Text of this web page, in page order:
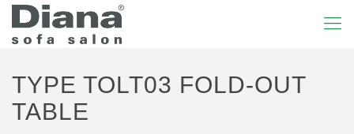
TYPE TOLT03 FOLD-OUT
TABLE